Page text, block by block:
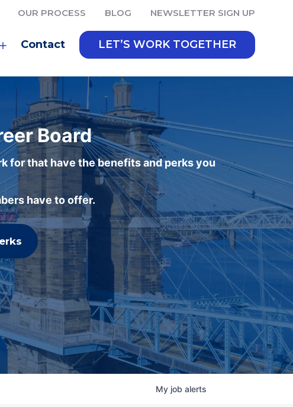
OUR PROCESS BLOG NEWSLETTER SIGN UP
Contact LET’S WORK TOGETHER
Board
for that have the benefits and perks you
have to offer.
My job alerts